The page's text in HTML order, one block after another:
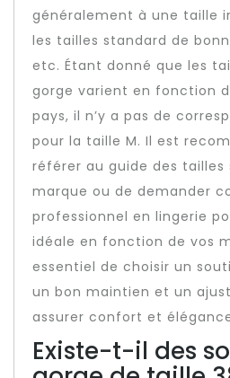
généralement à une taille
les tailles standard de
etc. Étant donné que les
gorge varient en fonction
pays, il n’y a pas de
pour la taille M. Il est
référer au guide des tailles
marque ou de demander
professionnel en lingerie
idéale en fonction de vos
essentiel de choisir un
un bon maintien et un
assurer confort et
Existe-t-il des